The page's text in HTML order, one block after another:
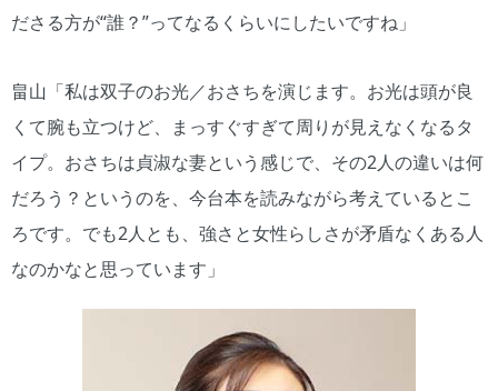
ださる方が“誰？”ってなるくらいにしたいですね」
畠山「私は双子のお光／おさちを演じます。お光は頭が良
くて腕も立つけど、まっすぐすぎて周りが見えなくなるタ
イプ。おさちは貞淑な妻という感じで、その2人の違いは何
だろう？というのを、今台本を読みながら考えているとこ
ろです。でも2人とも、強さと女性らしさが矛盾なくある人
なのかなと思っています」